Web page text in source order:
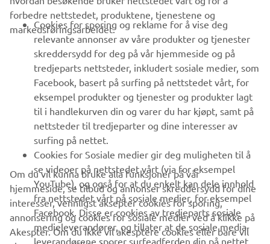
VIRKSOMHET
UTFORSK YAMAHA
FAQ & SUPPORT
NYHETSBREV
Vær den første til å lære om de siste tilbudene, spesielle
arrangementer, nye utgivelser og mye mer
forbedre nettstedet, produktene, tjenestene og
markedsføringsarbeidet.
Cookies for sporing og reklame for å vise deg
relevante annonser av våre produkter og tjenester
skreddersydd for deg på vår hjemmeside og på
tredjeparts nettsteder, inkludert sosiale medier, som
Facebook, basert på surfing på nettstedet vårt, for
eksempel produkter og tjenester og produkter lagt
til i handlekurven din og varer du har kjøpt, samt på
nettsteder til tredjeparter og dine interesser av
surfing på nettet.
Cookies for Sosiale medier gir deg muligheten til å
se videoer på nettstedet vårt (via for eksempel
YouTube), og også for at du enkelt kan dele innhold
fra nettstedet vårt på sosiale medier, for eksempel
Facebook. Disse er cookies av tredjeparts sosiale
medieleverandører, og tillater at de sosiale media-
leverandørene sporer surfeadferden din på nettet
Om du vil kunna bruke alla funksjoner på vår
hjemmeside, se tilbud og annonser skreddersydd for dine
interesser, vennligst aksepter cookies for sporing,
annonsering og cookies for sosiale medier ved å klikke på
Akespter. Om du ikke vil akesptere cookies eller bare vil
akseptere spesifikke kategorier av cookies (som t.ex.